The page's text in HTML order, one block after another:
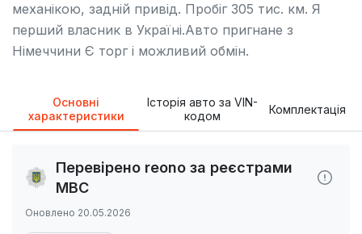
механікою, задній привід. Пробіг 305 тис. км. Я
перший власник в Україні.Авто пригнане з
Німеччини Є торг і можливий обмін.
Основні
характеристики
Історія авто за VIN-
кодом
Комплектація
Перевірено reono за реєстрами
МВС
Оновлено 20.05.2026